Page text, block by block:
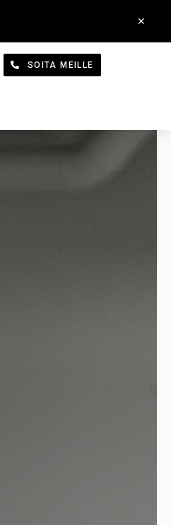
✕
SOITA MEILLE